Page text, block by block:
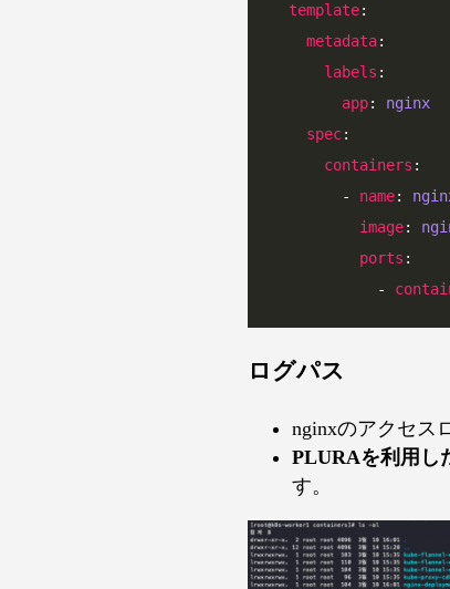
template
metadata
labels
app: nginx
spec
containers
        -
name:
image:
ports
            -
ログパス
nginxのアクセス
PLURAを利用し
す。